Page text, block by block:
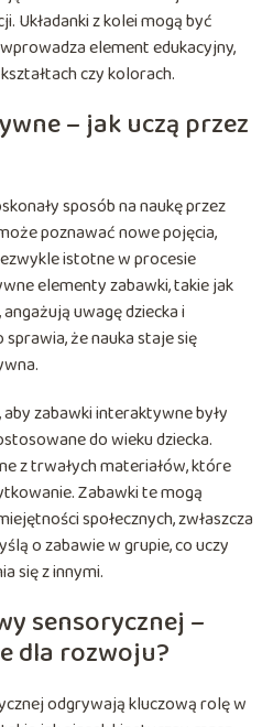
Układanki z kolei mogą być
element edukacyjny,
czy kolorach.
– jak uczą przez
sposób na naukę przez
poznawać nowe pojęcia,
istotne w procesie
elementy zabawki, takie jak
uwagę dziecka i
że nauka staje się
zabawki interaktywne były
do wieku dziecka.
z trwałych materiałów, które
Zabawki te mogą
społecznych, zwłaszcza
o zabawie w grupie, co uczy
się z innymi.
sensorycznej –
dla rozwoju?
odgrywają kluczową rolę w